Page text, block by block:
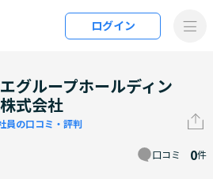
ップ
ログイン
グループホールディン
式会社
員の口コミ・評判
口コミ 0件